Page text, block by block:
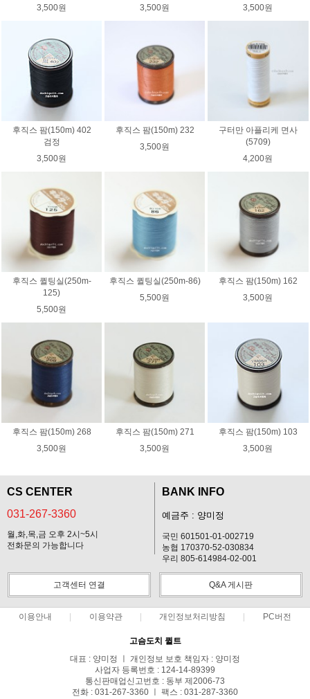
3,500원
3,500원
3,500원
후직스 팜(150m) 402
검정
3,500원
후직스 팜(150m) 232
3,500원
구터만 아플리케 면사
(5709)
4,200원
후직스 퀼팅실(250m-
125)
5,500원
후직스 퀼팅실(250m-86)
5,500원
후직스 팜(150m) 162
3,500원
후직스 팜(150m) 268
3,500원
후직스 팜(150m) 271
3,500원
후직스 팜(150m) 103
3,500원
CS CENTER
031-267-3360
월,화,목,금 오후 2시~5시
전화문의 가능합니다
BANK INFO
예금주 : 양미정
국민 601501-01-002719
농협 170370-52-030834
우리 805-614984-02-001
고객센터 연결 Q&A 게시판
이용안내 이용약관 개인정보처리방침 PC버전
고슴도치 퀼트
대표 : 양미정 ㅣ 개인정보 보호 책임자 : 양미정
사업자 등록번호 : 124-14-89399
통신판매업신고번호 : 동부 제2006-73
전화 : 031-267-3360 ㅣ 팩스 : 031-287-3360